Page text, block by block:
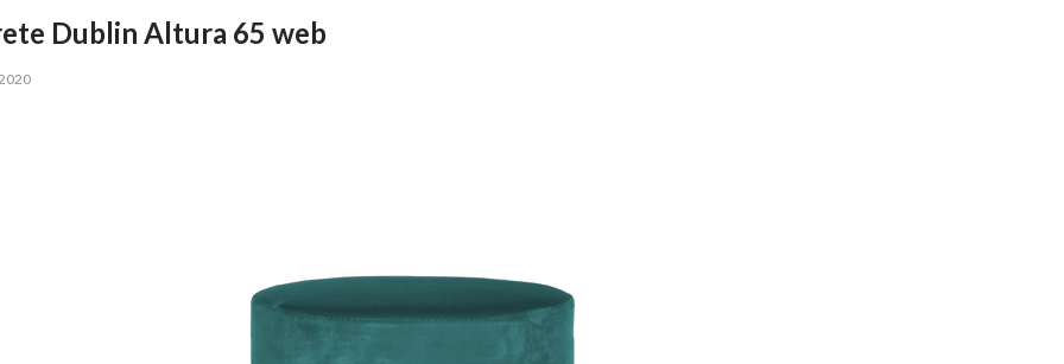
Dublin Altura 65 web